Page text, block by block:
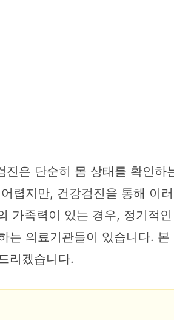
은 단순히 몸 상태를 확인
렵지만, 건강검진을 통해 이
가족력이 있는 경우, 정기적
의료기관들이 있습니다.
리겠습니다.